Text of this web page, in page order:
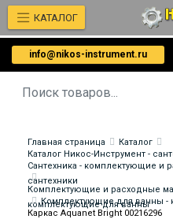
info@nikos-instrument.ru
КАТАЛОГ
Главная страница
Каталог
Каталог Никос-Инструмент -
Сантехника - комплектующие и
сантехники
Комплектующие и расходные
комплектующие для ванны
Комплектующие для ванны -
Каркас Aquanet Bright 00216296